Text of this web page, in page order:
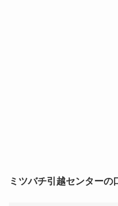
ミツバチ引越センターの